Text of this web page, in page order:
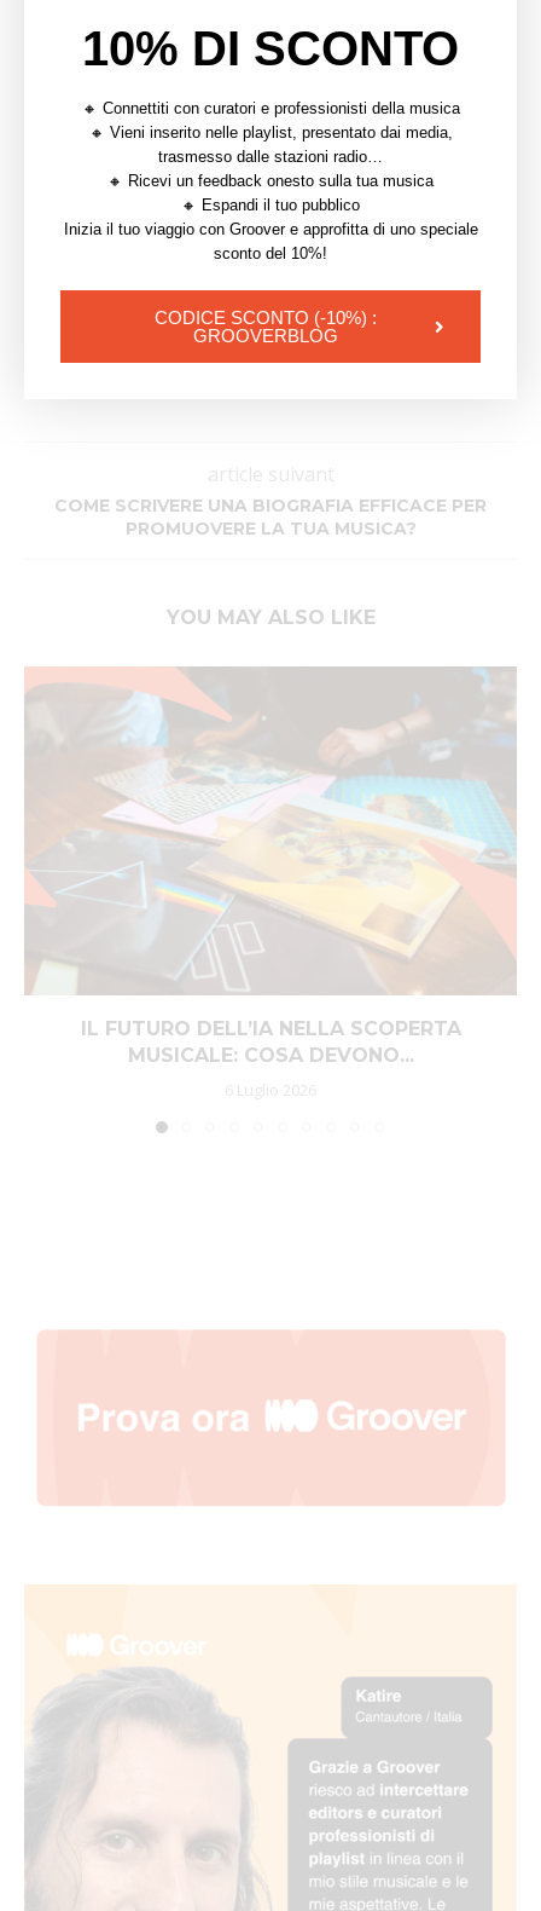
COMPRESSIONE CONSIGLI DINAMICHE
EQUALIZZATORE MASTERING MIXAGGIO MIXING
VOLUME
0 commentaires 0
JEAN RAMIREZ
article suivant
COME SCRIVERE UNA BIOGRAFIA EFFICACE PER
PROMUOVERE LA TUA MUSICA?
YOU MAY ALSO LIKE
IL FUTURO DELL’IA NELLA SCOPERTA
MUSICALE: COSA DEVONO...
6 Luglio 2026
10% DI SCONTO
🔸 Connettiti con curatori e professionisti della musica
🔸 Vieni inserito nelle playlist, presentato dai media,
trasmesso dalle stazioni radio…
🔸 Ricevi un feedback onesto sulla tua musica
🔸 Espandi il tuo pubblico
Inizia il tuo viaggio con Groover e approfitta di uno speciale
sconto del 10%!
CODICE SCONTO (-10%) :
GROOVERBLOG